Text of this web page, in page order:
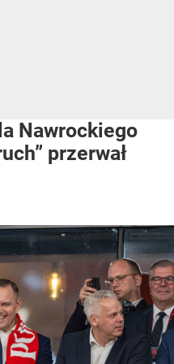
Nawrockiego
przerwał